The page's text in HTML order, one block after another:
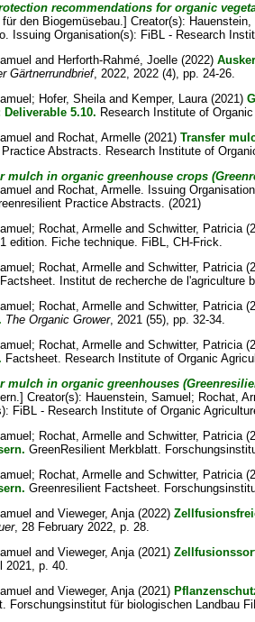
recommendations for organic
für den Biogemüsebau.]Creator(s):
. Issuing Organisation(s): FiBL - Research
and Herforth-Rahmé, Joelle (2022)
Gärtnerrundbrief, 2022, 2022 (4), pp. 24-26.
; Hofer, Sheilaand Kemper, Laura(2021)
Deliverable 5.10. Research Institute of
and Rochat, Armelle (2021)Transfer
Abstracts. Research Institute of
mulch in organic greenhouse crops
and Rochat, Armelle. Issuing
Practice Abstracts. (2021)
; Rochat, Armelle andSchwitter, Patricia
1 edition. Fiche technique. FiBL, CH-Frick.
; Rochat, Armelle andSchwitter, Patricia
Factsheet. Institut de recherche de l'agriculture
; Rochat, Armelle andSchwitter, Patricia
The Organic Grower, 2021 (55), pp. 32-34.
; Rochat, Armelle andSchwitter, Patricia
Factsheet. Research Institute of Organic
mulch in organic greenhouses
Creator(s): Hauenstein, Samuel ; Rochat,
FiBL - Research Institute of Organic
; Rochat, Armelle andSchwitter, Patricia
GreenResilient Merkblatt.
; Rochat, Armelle andSchwitter, Patricia
Greenresilient Factsheet.
andVieweger, Anja(2022)
, 28 February 2022, p. 28.
andVieweger, Anja(2021)
2021, p. 40.
andVieweger, Anja(2021)
Forschungsinstitut für biologischen Landbau